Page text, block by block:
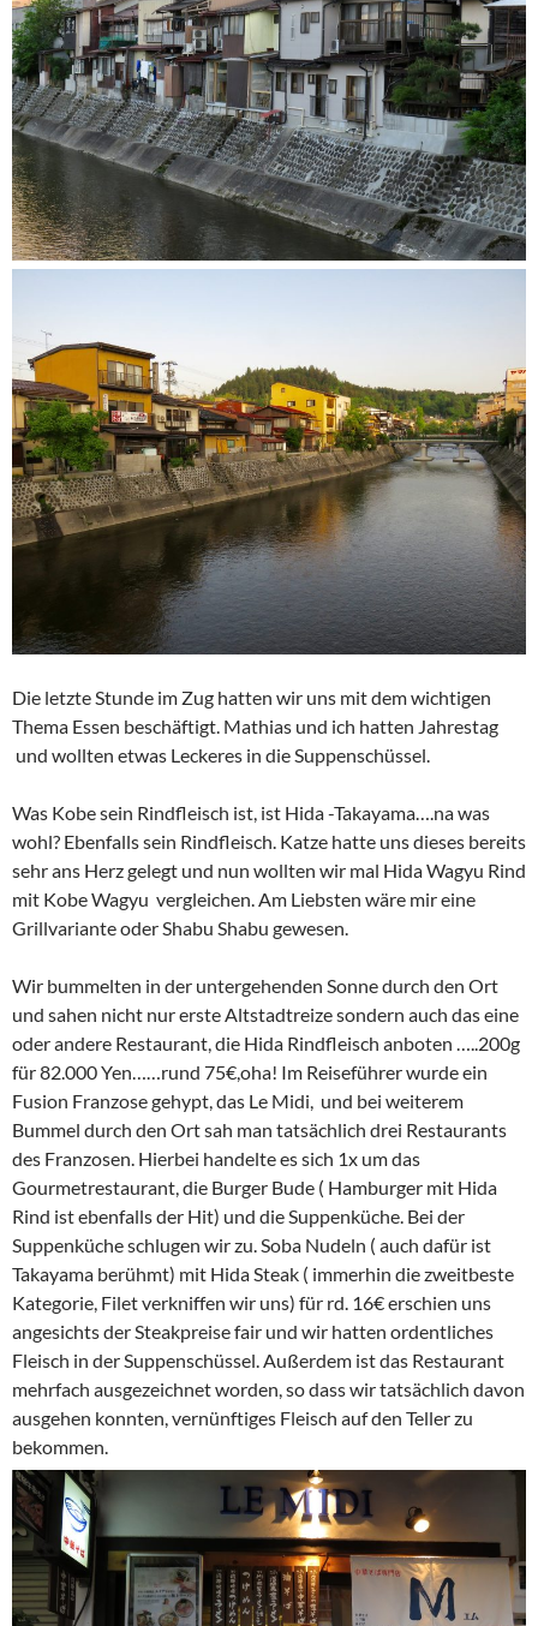
Die letzte Stunde im Zug hatten wir uns mit dem wichtigen
Thema Essen beschäftigt. Mathias und ich hatten Jahrestag
und wollten etwas Leckeres in die Suppenschüssel.
Was Kobe sein Rindfleisch ist, ist Hida -Takayama….na was
wohl? Ebenfalls sein Rindfleisch. Katze hatte uns dieses bereits
sehr ans Herz gelegt und nun wollten wir mal Hida Wagyu Rind
mit Kobe Wagyu vergleichen. Am Liebsten wäre mir eine
Grillvariante oder Shabu Shabu gewesen.
Wir bummelten in der untergehenden Sonne durch den Ort
und sahen nicht nur erste Altstadtreize sondern auch das eine
oder andere Restaurant, die Hida Rindfleisch anboten …..200g
für 82.000 Yen……rund 75€,oha! Im Reiseführer wurde ein
Fusion Franzose gehypt, das Le Midi, und bei weiterem
Bummel durch den Ort sah man tatsächlich drei Restaurants
des Franzosen. Hierbei handelte es sich 1x um das
Gourmetrestaurant, die Burger Bude ( Hamburger mit Hida
Rind ist ebenfalls der Hit) und die Suppenküche. Bei der
Suppenküche schlugen wir zu. Soba Nudeln ( auch dafür ist
Takayama berühmt) mit Hida Steak ( immerhin die zweitbeste
Kategorie, Filet verkniffen wir uns) für rd. 16€ erschien uns
angesichts der Steakpreise fair und wir hatten ordentliches
Fleisch in der Suppenschüssel. Außerdem ist das Restaurant
mehrfach ausgezeichnet worden, so dass wir tatsächlich davon
ausgehen konnten, vernünftiges Fleisch auf den Teller zu
bekommen.